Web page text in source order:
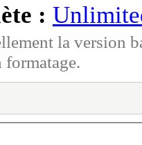
:
la version
formatage.